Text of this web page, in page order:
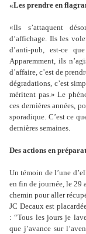
«Les prendre en
«Ils s’attaquent
d’affichage. Ils les
d’anti-pub, est-ce
Apparemment, ils n’
d’affaire, c’est de
dégradations, c’est
méritent pas.» Le
ces dernières années,
sporadique. C’est ce
dernières semaines.
Des actions en
Un témoin de l’une d’
en fin de journée, le 29
chemin pour aller
JC Decaux est
: “Tous les jours je
que j’avance sur l’